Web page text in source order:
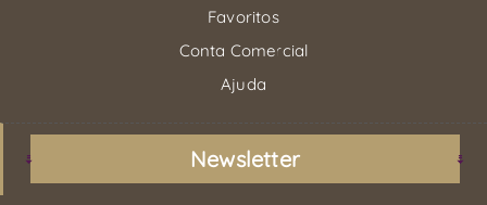
Favoritos
Conta Comercial
Ajuda
Newsletter